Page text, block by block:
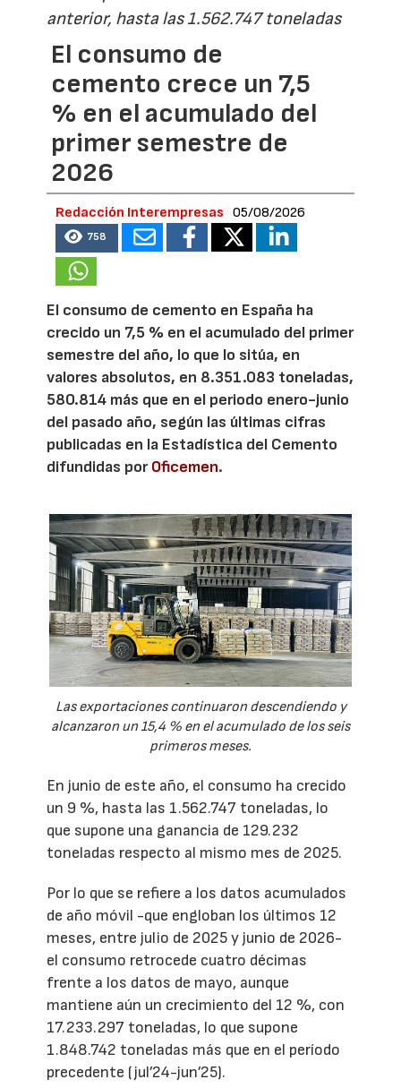
anterior, hasta las 1.562.747 toneladas
El consumo de
cemento crece un 7,5
% en el acumulado del
primer semestre de
2026
Redacción Interempresas 05/08/2026
758
El consumo de cemento en España ha
crecido un 7,5 % en el acumulado del primer
semestre del año, lo que lo sitúa, en
valores absolutos, en 8.351.083 toneladas,
580.814 más que en el periodo enero-junio
del pasado año, según las últimas cifras
publicadas en la Estadística del Cemento
difundidas porOficemen.
Las exportaciones continuaron descendiendo y
alcanzaron un 15,4 % en el acumulado de los seis
primeros meses.
En junio de este año, el consumo ha crecido
un 9 %, hasta las 1.562.747 toneladas, lo
que supone una ganancia de 129.232
toneladas respecto al mismo mes de 2025.
Por lo que se refiere a los datos acumulados
de año móvil -que engloban los últimos 12
meses, entre julio de 2025 y junio de 2026-
el consumo retrocede cuatro décimas
frente a los datos de mayo, aunque
mantiene aún un crecimiento del 12 %, con
17.233.297 toneladas, lo que supone
1.848.742 toneladas más que en el período
precedente (jul’24-jun’25).